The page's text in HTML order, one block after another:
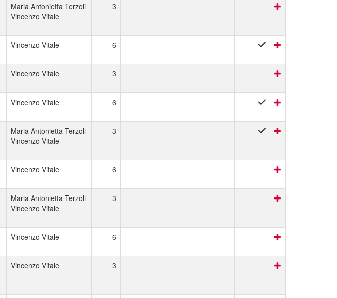
Maria Antonietta Terzoli
Vincenzo Vitale
3
Vincenzo Vitale 6
Vincenzo Vitale 3
Vincenzo Vitale 6
Maria Antonietta Terzoli
Vincenzo Vitale
3
Vincenzo Vitale 6
Maria Antonietta Terzoli
Vincenzo Vitale
3
Vincenzo Vitale 6
Vincenzo Vitale 3